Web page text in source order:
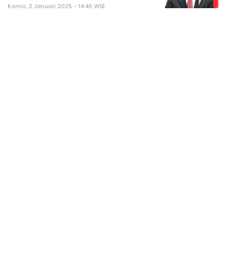
Kamis, 2 Januari 2025 - 14:46 WIB